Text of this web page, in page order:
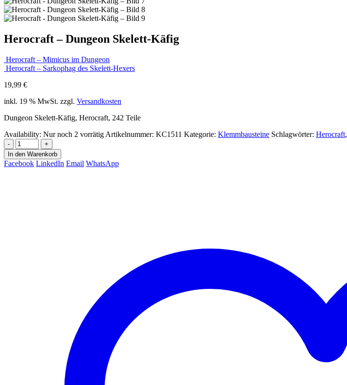
Herocraft – Dungeon Skelett-Käfig
Herocraft – Mimicus im Dungeon
Herocraft – Sarkophag des Skelett-Hexers
19,99 €
inkl. 19 % MwSt. zzgl. Versandkosten
Dungeon Skelett-Käfig, Herocraft, 242 Teile
Availability: Nur noch 2 vorrätig Artikelnummer: KC1511 Kategorie: Klemmbausteine Schlagwörter: Herocraft,
-
+
In den Warenkorb
Facebook LinkedIn Email WhatsApp